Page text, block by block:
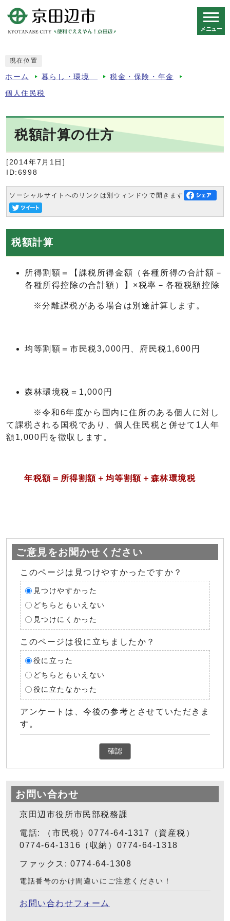
メニュー
現在位置
ホーム 暮らし・環境 税金・保険・年金
個人住民税
税額計算の仕方
[2014年7月1日]
ID:6998
ソーシャルサイトへのリンクは別ウィンドウで開きます
税額計算
所得割額＝【課税所得金額（各種所得の合計額－
各種所得控除の合計額）】×税率－各種税額控除
※分離課税がある場合は別途計算します。
均等割額＝市民税3,000円、府民税1,600円
森林環境税＝1,000円
※令和6年度から国内に住所のある個人に対し
て課税される国税であり、個人住民税と併せて1人年
額1,000円を徴収します。
年税額＝所得割額＋均等割額＋森林環境税
ご意見をお聞かせください
このページは見つけやすかったですか？
見つけやすかった
どちらともいえない
見つけにくかった
このページは役に立ちましたか？
役に立った
どちらともいえない
役に立たなかった
アンケートは、今後の参考とさせていただきま
す。
確認
お問い合わせ
京田辺市役所市民部税務課
電話: （市民税）0774-64-1317（資産税）
0774-64-1316（収納）0774-64-1318
ファックス: 0774-64-1308
電話番号のかけ間違いにご注意ください！
お問い合わせフォーム